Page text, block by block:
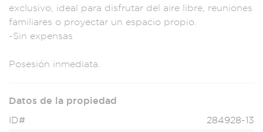
exclusivo, ideal para disfrutar del aire libre , reuniones
familiares o proyectar un espacio propio.
-Sin expensas
Posesión inmediata.
Datos de la propiedad
ID#
284928-13